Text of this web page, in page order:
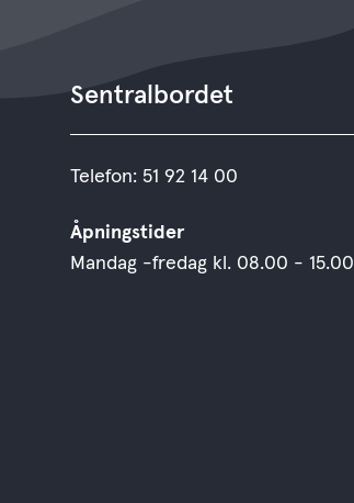
Sentralbordet
Telefon: 51 92 14 00
Åpningstider
Mandag -fredag kl. 08.00 - 15.00